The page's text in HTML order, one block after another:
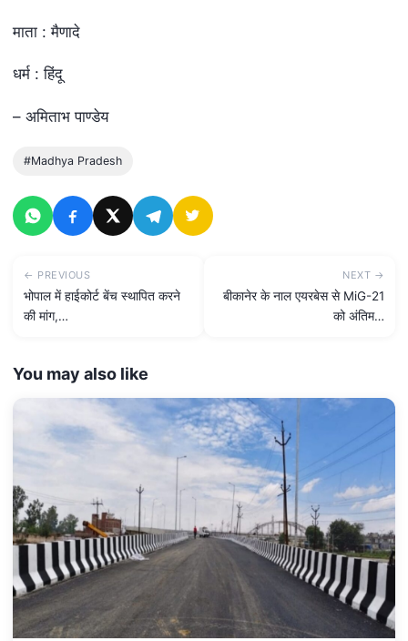
माता : मैणादे
धर्म : हिंदू
– अमिताभ पाण्डेय
#Madhya Pradesh
← PREVIOUS
भोपाल में हाईकोर्ट बेंच स्‍थापित करने
की मांग,…
NEXT →
बीकानेर के नाल एयरबेस से MiG-21
को अंतिम…
You may also like